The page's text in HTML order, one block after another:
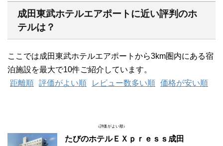
成田東武ホテルエアポートに近い評判のホ
テルは？
ここでは成田東武ホテルエアポートから3km圏内にある宿
泊施設を最大で10件ご紹介しています。
距離順 評価がよい順 レビュー数多い順 価格が安い順
↓評価がよい順↓
たびのホテルＥＸｐｒｅｓｓ成田